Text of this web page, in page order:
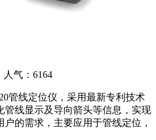
人气：6164
管线定位仪，采用最新专利技术
管线显示及导向箭头等信息，实现
的需求，主要应用于管线定位，